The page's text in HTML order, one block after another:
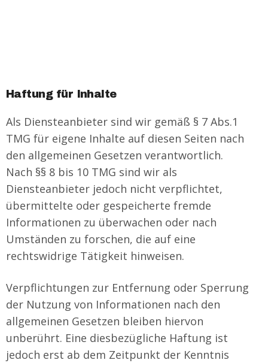
Haftung für Inhalte
Als Diensteanbieter sind wir gemäß § 7 Abs.1
TMG für eigene Inhalte auf diesen Seiten nach
den allgemeinen Gesetzen verantwortlich.
Nach §§ 8 bis 10 TMG sind wir als
Diensteanbieter jedoch nicht verpflichtet,
übermittelte oder gespeicherte fremde
Informationen zu überwachen oder nach
Umständen zu forschen, die auf eine
rechtswidrige Tätigkeit hinweisen.
Verpflichtungen zur Entfernung oder Sperrung
der Nutzung von Informationen nach den
allgemeinen Gesetzen bleiben hiervon
unberührt. Eine diesbezügliche Haftung ist
jedoch erst ab dem Zeitpunkt der Kenntnis